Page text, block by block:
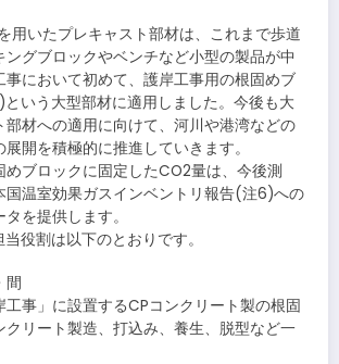
用いたプレキャスト部材は、これまで歩道
グブロックやベンチなど小型の製品が中
事において初めて、護岸工事用の根固めブ
いう大型部材に適用しました。今後も大
部材への適用に向けて、河川や港湾などの
開を積極的に推進していきます。
めブロックに固定したCO2量は、今後測
国温室効果ガスインベントリ報告(注6)への
を提供します。
役割は以下のとおりです。
間
工事」に設置するCPコンクリート製の根固
クリート製造、打込み、養生、脱型など一